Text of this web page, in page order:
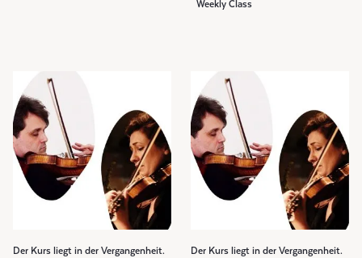
Weekly Class
Der Kurs liegt in der Vergangenheit. Der Kurs liegt in der Vergangenheit.